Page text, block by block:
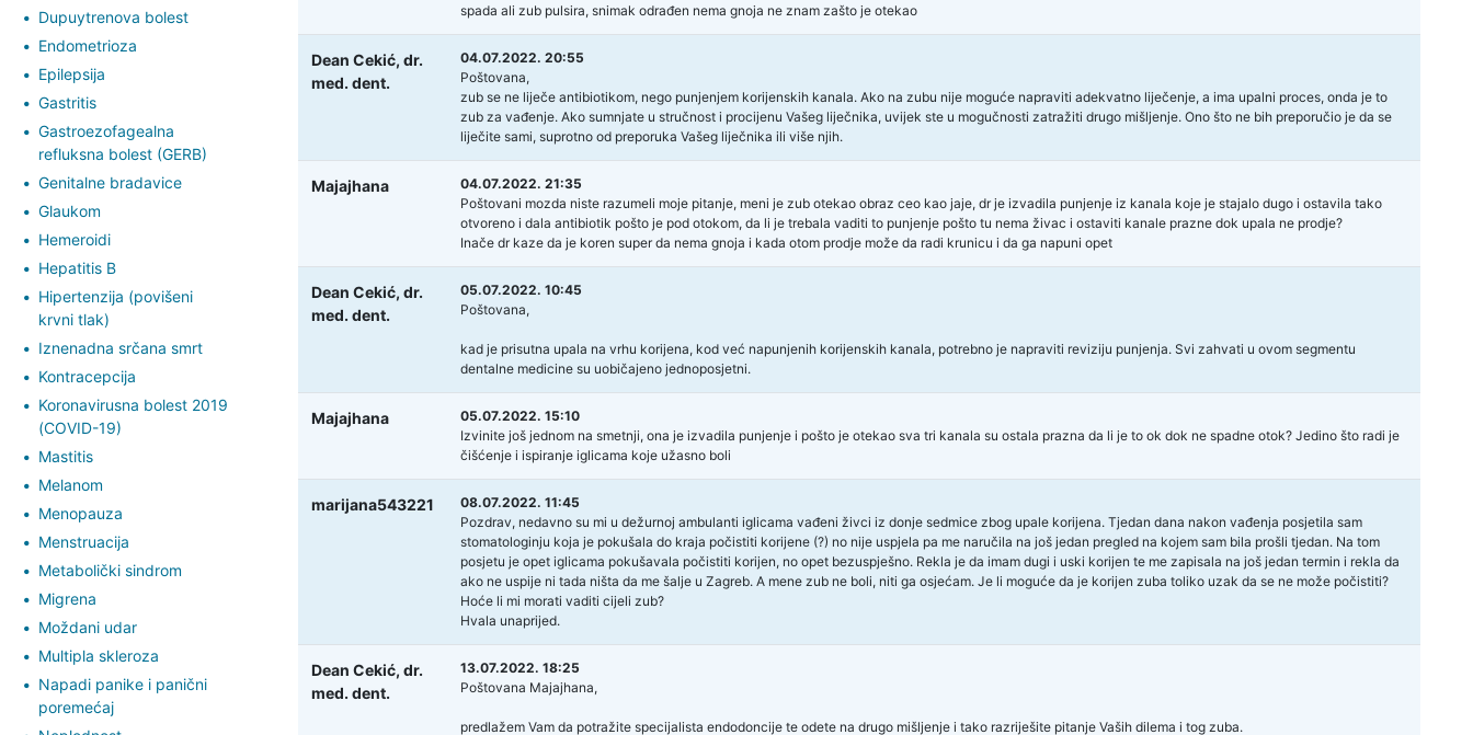
Dupuytrenova bolest
Endometrioza
Epilepsija
Gastritis
Gastroezofagealna
refluksna bolest (GERB)
Genitalne bradavice
Glaukom
Hemeroidi
Hepatitis B
Hipertenzija (povišeni
krvni tlak)
Iznenadna srčana smrt
Kontracepcija
Koronavirusna bolest 2019
(COVID-19)
Mastitis
Melanom
Menopauza
Menstruacija
Metabolički sindrom
Migrena
Moždani udar
Multipla skleroza
Napadi panike i panični
poremećaj
spada ali zub pulsira, snimak odrađen nema gnoja ne znam zašto je otekao
Dean Cekić, dr.
med. dent.
04.07.2022. 20:55
Poštovana,
zub se ne liječe antibiotikom, nego punjenjem korijenskih kanala. Ako na zubu nije moguće napraviti adekvatno liječenje, a ima upalni proces, onda je to
zub za vađenje. Ako sumnjate u stručnost i procijenu Vašeg liječnika, uvijek ste u mogučnosti zatražiti drugo mišljenje. Ono što ne bih preporučio je da se
liječite sami, suprotno od preporuka Vašeg liječnika ili više njih.
Majajhana
04.07.2022. 21:35
Poštovani mozda niste razumeli moje pitanje, meni je zub otekao obraz ceo kao jaje, dr je izvadila punjenje iz kanala koje je stajalo dugo i ostavila tako
otvoreno i dala antibiotik pošto je pod otokom, da li je trebala vaditi to punjenje pošto tu nema živac i ostaviti kanale prazne dok upala ne prodje?
Inače dr kaze da je koren super da nema gnoja i kada otom prodje može da radi krunicu i da ga napuni opet
Dean Cekić, dr.
med. dent.
05.07.2022. 10:45
Poštovana,
kad je prisutna upala na vrhu korijena, kod već napunjenih korijenskih kanala, potrebno je napraviti reviziju punjenja. Svi zahvati u ovom segmentu
dentalne medicine su uobičajeno jednoposjetni.
Majajhana
05.07.2022. 15:10
Izvinite još jednom na smetnji, ona je izvadila punjenje i pošto je otekao sva tri kanala su ostala prazna da li je to ok dok ne spadne otok? Jedino što radi je
čišćenje i ispiranje iglicama koje užasno boli
marijana543221
08.07.2022. 11:45
Pozdrav, nedavno su mi u dežurnoj ambulanti iglicama vađeni živci iz donje sedmice zbog upale korijena. Tjedan dana nakon vađenja posjetila sam
stomatologinju koja je pokušala do kraja počistiti korijene (?) no nije uspjela pa me naručila na još jedan pregled na kojem sam bila prošli tjedan. Na tom
posjetu je opet iglicama pokušavala počistiti korijen, no opet bezuspješno. Rekla je da imam dugi i uski korijen te me zapisala na još jedan termin i rekla da
ako ne uspije ni tada ništa da me šalje u Zagreb. A mene zub ne boli, niti ga osjećam. Je li moguće da je korijen zuba toliko uzak da se ne može počistiti?
Hoće li mi morati vaditi cijeli zub?
Hvala unaprijed.
Dean Cekić, dr.
med. dent.
13.07.2022. 18:25
Poštovana Majajhana,
predlažem Vam da potražite specijalista endodoncije te odete na drugo mišljenje i tako razriješite pitanje Vaših dilema i tog zuba.